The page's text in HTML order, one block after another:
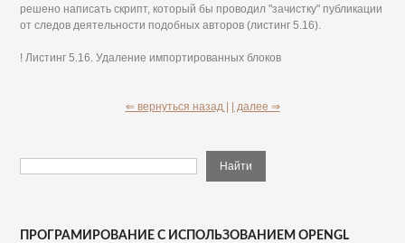
решено написать скрипт, который бы проводил "зачистку" публикации
от следов деятельности подобных авторов (листинг 5.16).
! Листинг 5.16. Удаление импортированных блоков
⇐ вернуться назад | | далее ⇒
ПРОГРАМИРОВАНИЕ С ИСПОЛЬЗОВАНИЕМ OPENGL